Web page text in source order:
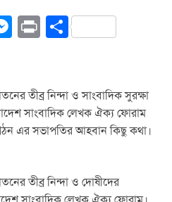
M
e
n
g
Pr S
e
তীব্র নিন্দা ও সাংবাদিক সুরক্ষা
সাংবাদিক লেখক ঐক্য ফোরাম
এর সভাপতির আহবান কিছু কথা।
তীব্র নিন্দা ও দোষীদের